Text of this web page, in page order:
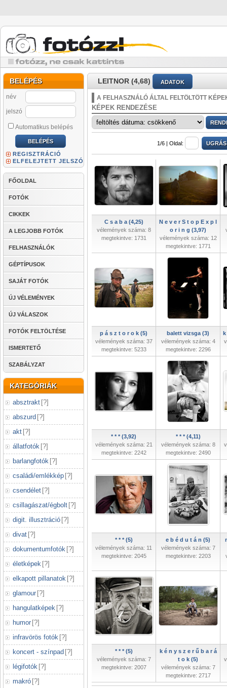
BELÉPÉS
név
jelszó
Automatikus belépés
REGISZTRÁCIÓ
ELFELEJTETT JELSZÓ
FŐOLDAL
FOTÓK
CIKKEK
A LEGJOBB FOTÓK
FELHASZNÁLÓK
GÉPTÍPUSOK
SAJÁT FOTÓK
ÚJ VÉLEMÉNYEK
ÚJ VÁLASZOK
FOTÓK FELTÖLTÉSE
ISMERTETŐ
SZABÁLYZAT
KATEGÓRIÁK
absztrakt [?]
abszurd [?]
akt [?]
állatfotók [?]
barlangfotók [?]
családi/emlékkép [?]
csendélet [?]
csillagászat/égbolt [?]
digit. illusztráció [?]
divat [?]
dokumentumfotók [?]
életképek [?]
elkapott pillanatok [?]
glamour [?]
hangulatképek [?]
humor [?]
infravörös fotók [?]
koncert - színpad [?]
légifotók [?]
makró [?]
LEITNOR (4,68) ADATOK
A FELHASZNÁLÓ ÁLTAL FELTÖLTÖTT
KÉPEK RENDEZÉSE
1/6 | Oldal:
C s a b a (4,25)
vélemények száma: 8
megtekintve: 1731
N e v e r S t o p E x p l
o r i n g (3,97)
vélemények száma: 12
megtekintve: 1771
p á s z t o r o k (5)
vélemények száma: 37
megtekintve: 5233
balett vizsga (3)
vélemények száma: 4
megtekintve: 2296
k
* * * (3,92)
vélemények száma: 21
megtekintve: 2242
* * * (4,11)
vélemények száma: 8
megtekintve: 2490
* * * (5)
vélemények száma: 11
megtekintve: 2045
e b é d u t á n (5)
vélemények száma: 7
megtekintve: 2203
* * * (5)
vélemények száma: 7
megtekintve: 2007
k é n y s z e r ű b a r á
t o k (5)
vélemények száma: 7
megtekintve: 2717